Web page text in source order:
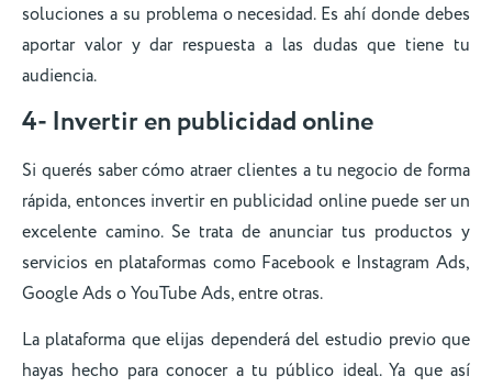
soluciones a su problema o necesidad. Es ahí donde debes
aportar valor y dar respuesta a las dudas que tiene tu
audiencia.
4- Invertir en publicidad online
Si querés saber cómo atraer clientes a tu negocio de forma
rápida, entonces invertir en publicidad online puede ser un
excelente camino. Se trata de anunciar tus productos y
servicios en plataformas como Facebook e Instagram Ads,
Google Ads o YouTube Ads, entre otras.
La plataforma que elijas dependerá del estudio previo que
hayas hecho para conocer a tu público ideal. Ya que así